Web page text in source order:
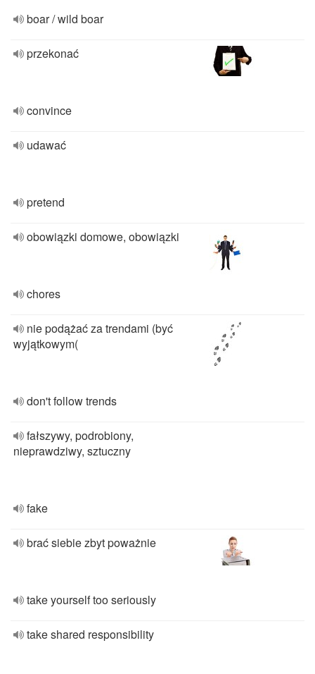
boar / wild boar
przekonać
convince
udawać
pretend
obowiązki domowe, obowiązki
chores
nie podążać za trendami (być
wyjątkowym(
don't follow trends
fałszywy, podrobiony,
nieprawdziwy, sztuczny
fake
brać siebie zbyt poważnie
take yourself too seriously
take shared responsibility